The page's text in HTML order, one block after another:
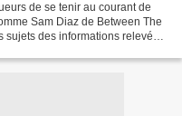
de se tenir au courant de
Sam Diaz de Between The
sujets des informations relevées